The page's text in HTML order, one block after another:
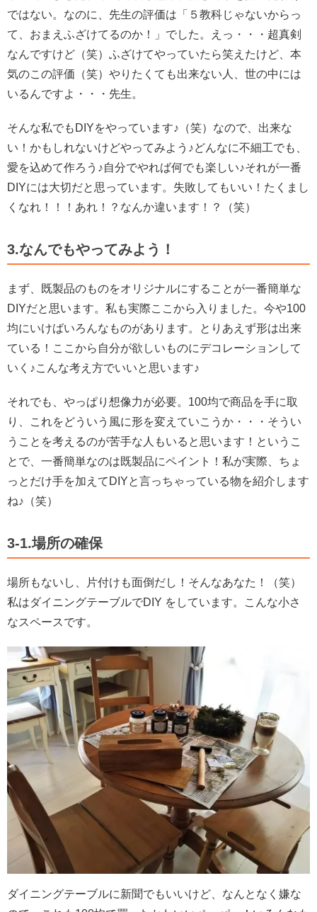
ではない。 なのに、先生の評価は「５教科じゃないからっ
て、おまえふざけてるのか！」でした。
えっ・・・超真剣
なんですけど（笑）ふざけてやっていたら笑えたけど、本
気のこの評価（笑） やりたくても出来ない人、世の中には
いるんですよ・・・先生。
そんな私でもDIYをやっています♪（笑）なので、出来な
い！かもしれないけどやってみよう♪どんなに不細工でも、
愛を込めて作ろう♪自分でやれば何でも楽しい♪それが一番
DIYには大切だと思っています。 失敗してもいい！たくまし
くなれ！！！あれ！？なんか違います！？（笑）
3.なんでもやってみよう！
まず、既製品のものをオリジナルにすることが一番簡単な
DIYだと思います。 私も実際ここから入りました。今や100
均にいけばいろんなものがあります。とりあえず形は出来
ている！ ここから自分が欲しいものにデコレーションして
いく♪こんな考え方でいいと思います♪
それでも、やっぱり想像力が必要。100均で商品を手に取
り、これをどういう風に形を変えていこうか・・・そうい
うことを考えるのが苦手な人もいると思います！というこ
とで、一番簡単なのは既製品にペイント！ 私が実際、ちょ
っとだけ手を加えてDIYと言っちゃっている物を紹介します
ね♪（笑）
3-1.場所の確保
場所もないし、片付けも面倒だし！ そんなあなた！（笑）
私はダイニングテーブルでDIY をしています。こんな小さ
なスペースです。
ダイニングテーブルに新聞でもいいけど、なんとなく嫌な